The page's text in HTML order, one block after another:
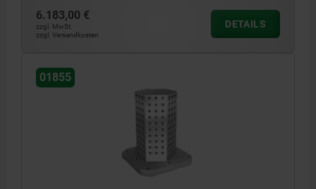
6.183,00 €
zzgl. MwSt.
zzgl. Versandkosten
DETAILS
01855